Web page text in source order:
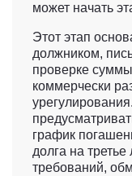
может начать
Этот этап
должником,
проверке
коммерчески
график
долга на
требований,